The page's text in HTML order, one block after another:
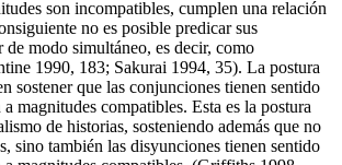
son incompatibles, cumplen una relación
no es posible predicar sus
de modo simultáneo, es decir, como
1990, 183; Sakurai 1994, 35). La postura
sostener que las conjunciones tienen sentido
magnitudes compatibles. Esta es la postura
de historias, sosteniendo además que no
sino también las disyunciones tienen sentido